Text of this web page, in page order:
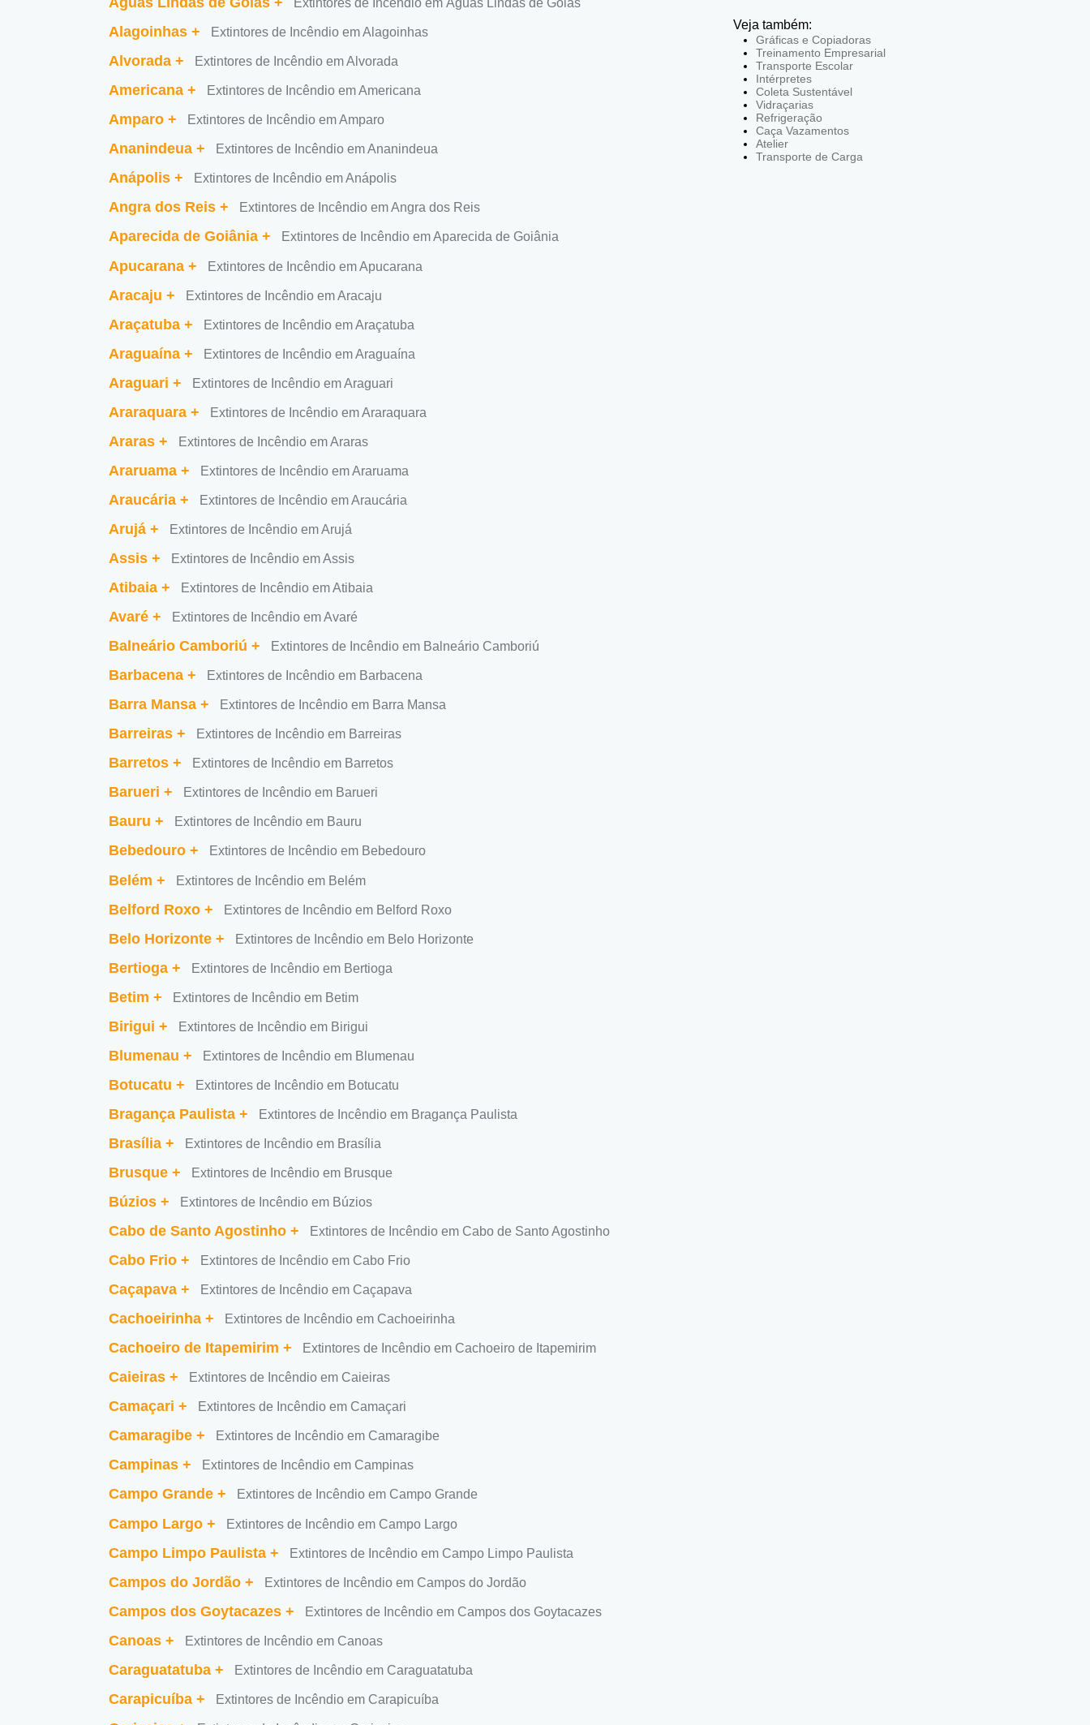
Extintores de Incêndio em Águas Lindas de Goiás
Alagoinhas + Extintores de Incêndio em Alagoinhas
Alvorada + Extintores de Incêndio em Alvorada
Americana + Extintores de Incêndio em Americana
Amparo + Extintores de Incêndio em Amparo
Ananindeua + Extintores de Incêndio em Ananindeua
Anápolis + Extintores de Incêndio em Anápolis
Angra dos Reis + Extintores de Incêndio em Angra dos Reis
Aparecida de Goiânia + Extintores de Incêndio em Aparecida de Goiânia
Apucarana + Extintores de Incêndio em Apucarana
Aracaju + Extintores de Incêndio em Aracaju
Araçatuba + Extintores de Incêndio em Araçatuba
Araguaína + Extintores de Incêndio em Araguaína
Araguari + Extintores de Incêndio em Araguari
Araraquara + Extintores de Incêndio em Araraquara
Araras + Extintores de Incêndio em Araras
Araruama + Extintores de Incêndio em Araruama
Araucária + Extintores de Incêndio em Araucária
Arujá + Extintores de Incêndio em Arujá
Assis + Extintores de Incêndio em Assis
Atibaia + Extintores de Incêndio em Atibaia
Avaré + Extintores de Incêndio em Avaré
Balneário Camboriú + Extintores de Incêndio em Balneário Camboriú
Barbacena + Extintores de Incêndio em Barbacena
Barra Mansa + Extintores de Incêndio em Barra Mansa
Barreiras + Extintores de Incêndio em Barreiras
Barretos + Extintores de Incêndio em Barretos
Barueri + Extintores de Incêndio em Barueri
Bauru + Extintores de Incêndio em Bauru
Bebedouro + Extintores de Incêndio em Bebedouro
Belém + Extintores de Incêndio em Belém
Belford Roxo + Extintores de Incêndio em Belford Roxo
Belo Horizonte + Extintores de Incêndio em Belo Horizonte
Bertioga + Extintores de Incêndio em Bertioga
Betim + Extintores de Incêndio em Betim
Birigui + Extintores de Incêndio em Birigui
Blumenau + Extintores de Incêndio em Blumenau
Botucatu + Extintores de Incêndio em Botucatu
Bragança Paulista + Extintores de Incêndio em Bragança Paulista
Brasília + Extintores de Incêndio em Brasília
Brusque + Extintores de Incêndio em Brusque
Búzios + Extintores de Incêndio em Búzios
Cabo de Santo Agostinho + Extintores de Incêndio em Cabo de Santo Agostinho
Cabo Frio + Extintores de Incêndio em Cabo Frio
Caçapava + Extintores de Incêndio em Caçapava
Cachoeirinha + Extintores de Incêndio em Cachoeirinha
Cachoeiro de Itapemirim + Extintores de Incêndio em Cachoeiro de Itapemirim
Caieiras + Extintores de Incêndio em Caieiras
Camaçari + Extintores de Incêndio em Camaçari
Camaragibe + Extintores de Incêndio em Camaragibe
Campinas + Extintores de Incêndio em Campinas
Campo Grande + Extintores de Incêndio em Campo Grande
Campo Largo + Extintores de Incêndio em Campo Largo
Campo Limpo Paulista + Extintores de Incêndio em Campo Limpo Paulista
Campos do Jordão + Extintores de Incêndio em Campos do Jordão
Campos dos Goytacazes + Extintores de Incêndio em Campos dos Goytacazes
Canoas + Extintores de Incêndio em Canoas
Caraguatatuba + Extintores de Incêndio em Caraguatatuba
Carapicuíba + Extintores de Incêndio em Carapicuíba
Veja também:
Gráficas e Copiadoras
Treinamento Empresarial
Transporte Escolar
Intérpretes
Coleta Sustentável
Vidraçarias
Refrigeração
Caça Vazamentos
Atelier
Transporte de Carga